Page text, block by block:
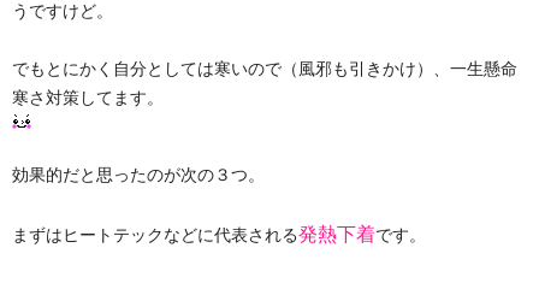
うですけど。
でもとにかく自分としては寒いので（風邪も引きかけ）、一生懸命
寒さ対策してます。
効果的だと思ったのが次の３つ。
まずはヒートテックなどに代表される発熱下着です。